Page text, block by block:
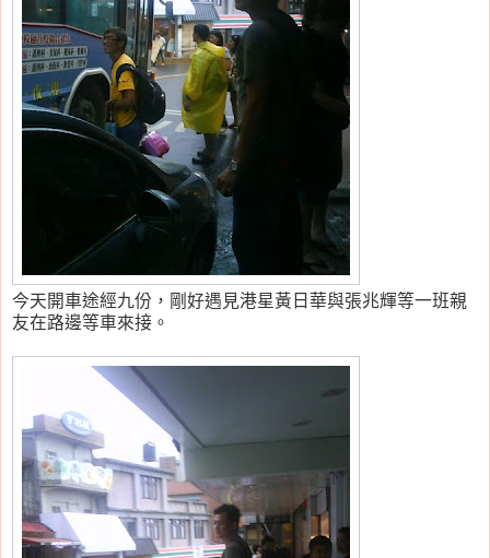
今天開車途經九份，剛好遇見港星黃日華與張兆輝等一班親
友在路邊等車來接。